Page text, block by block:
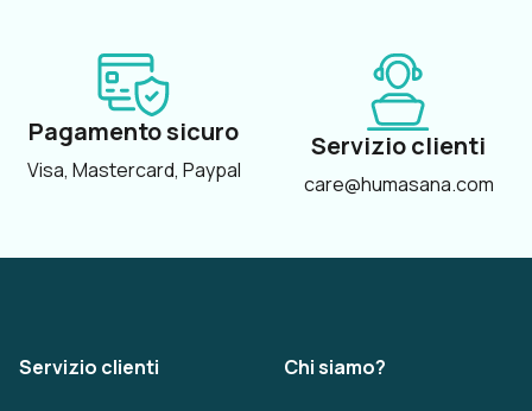
Pagamento sicuro
Visa, Mastercard, Paypal
Servizio clienti
care@humasana.com
Servizio clienti
Chi siamo?